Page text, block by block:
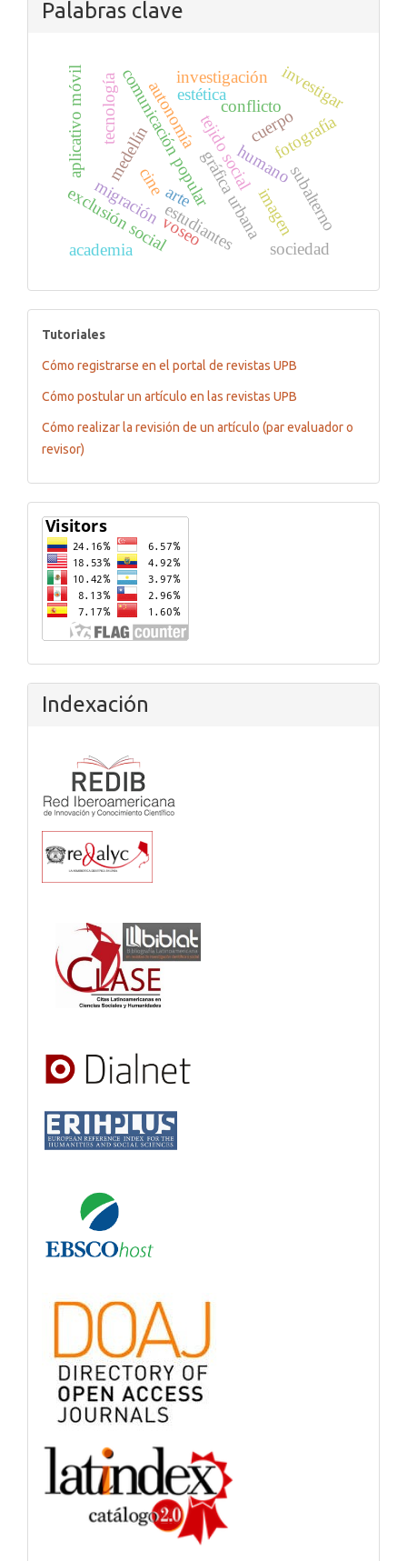
Palabras clave
tejido social
conflicto
humano
imagen
cuerpo
arte
cine gráfica urbana
estética
comunicación popular subalterno
migración
exclusión social
medellín fotografía
aplicativo móvil tecnología
estudiantes sociedad
investigación investigar
academia
autonomía
voseo
tutoriales
Tutoriales
Cómo registrarse en el portal de revistas UPB
Cómo postular un artículo en las revistas UPB
Cómo realizar la revisión de un artículo (par evaluador o
revisor)
Flagcounter
Indexación